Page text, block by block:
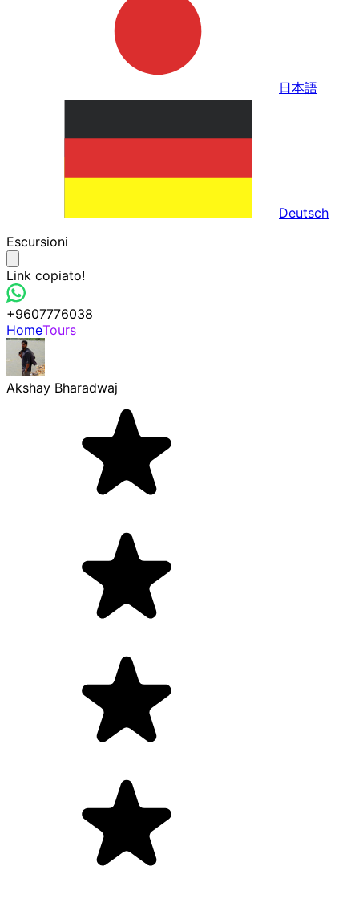
日本語
Deutsch
Escursioni
Link copiato!
+9607776038
HomeTours
Akshay Bharadwaj